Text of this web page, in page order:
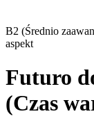
B2 (Średnio
aspekt
Futuro
(Czas